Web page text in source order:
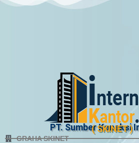
PT. Sumber Koneksi
( SKINET )
GRAHA SKINET